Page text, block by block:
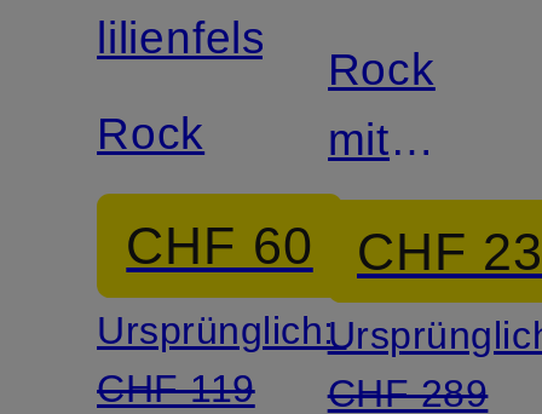
lilienfels
Rock
CHF 60
Ursprünglich:
CHF 119
Rock
mit
Pailletten
CHF
CHF 289